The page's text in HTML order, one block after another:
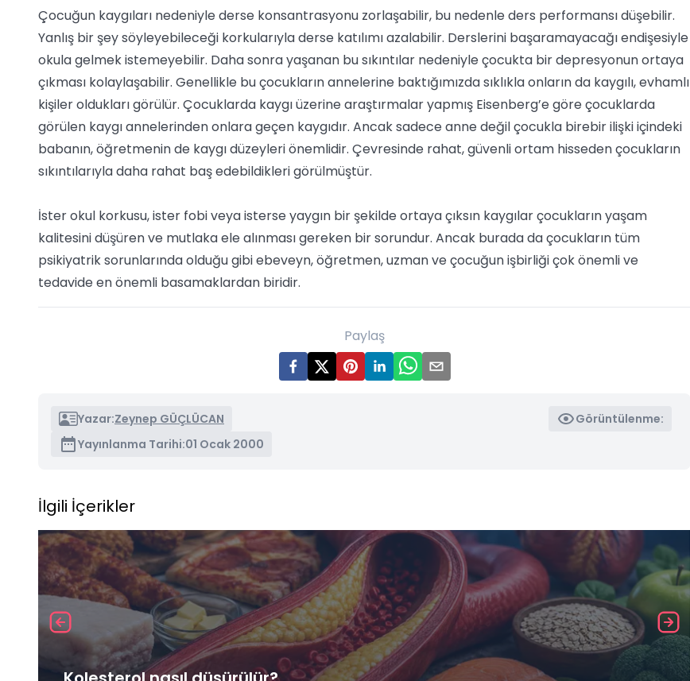
Çocuğun kaygıları nedeniyle derse konsantrasyonu zorlaşabilir, bu nedenle ders performansı düşebilir.
Yanlış bir şey söyleyebileceği korkularıyla derse katılımı azalabilir. Derslerini başaramayacağı endişesiyle
okula gelmek istemeyebilir. Daha sonra yaşanan bu sıkıntılar nedeniyle çocukta bir depresyonun ortaya
çıkması kolaylaşabilir. Genellikle bu çocukların annelerine baktığımızda sıklıkla onların da kaygılı, evhamlı
kişiler oldukları görülür. Çocuklarda kaygı üzerine araştırmalar yapmış Eisenberg’e göre çocuklarda
görülen kaygı annelerinden onlara geçen kaygıdır. Ancak sadece anne değil çocukla birebir ilişki içindeki
babanın, öğretmenin de kaygı düzeyleri önemlidir. Çevresinde rahat, güvenli ortam hisseden çocukların
sıkıntılarıyla daha rahat baş edebildikleri görülmüştür.
İster okul korkusu, ister fobi veya isterse yaygın bir şekilde ortaya çıksın kaygılar çocukların yaşam
kalitesini düşüren ve mutlaka ele alınması gereken bir sorundur. Ancak burada da çocukların tüm
psikiyatrik sorunlarında olduğu gibi ebeveyn, öğretmen, uzman ve çocuğun işbirliği çok önemli ve
tedavide en önemli basamaklardan biridir.
Paylaş
Yazar:Zeynep GÜÇLÜCAN
Görüntülenme:
Yayınlanma Tarihi:01 Ocak 2000
İlgili İçerikler